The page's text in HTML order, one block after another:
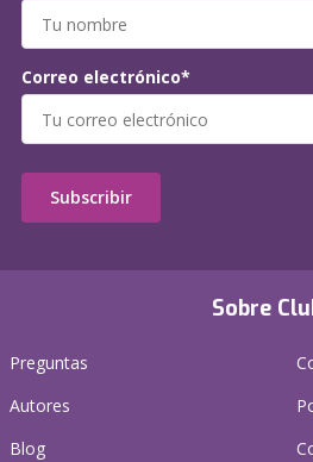
Sobre
Preguntas
Autores
Blog
Correo electrónico*
Subscribir